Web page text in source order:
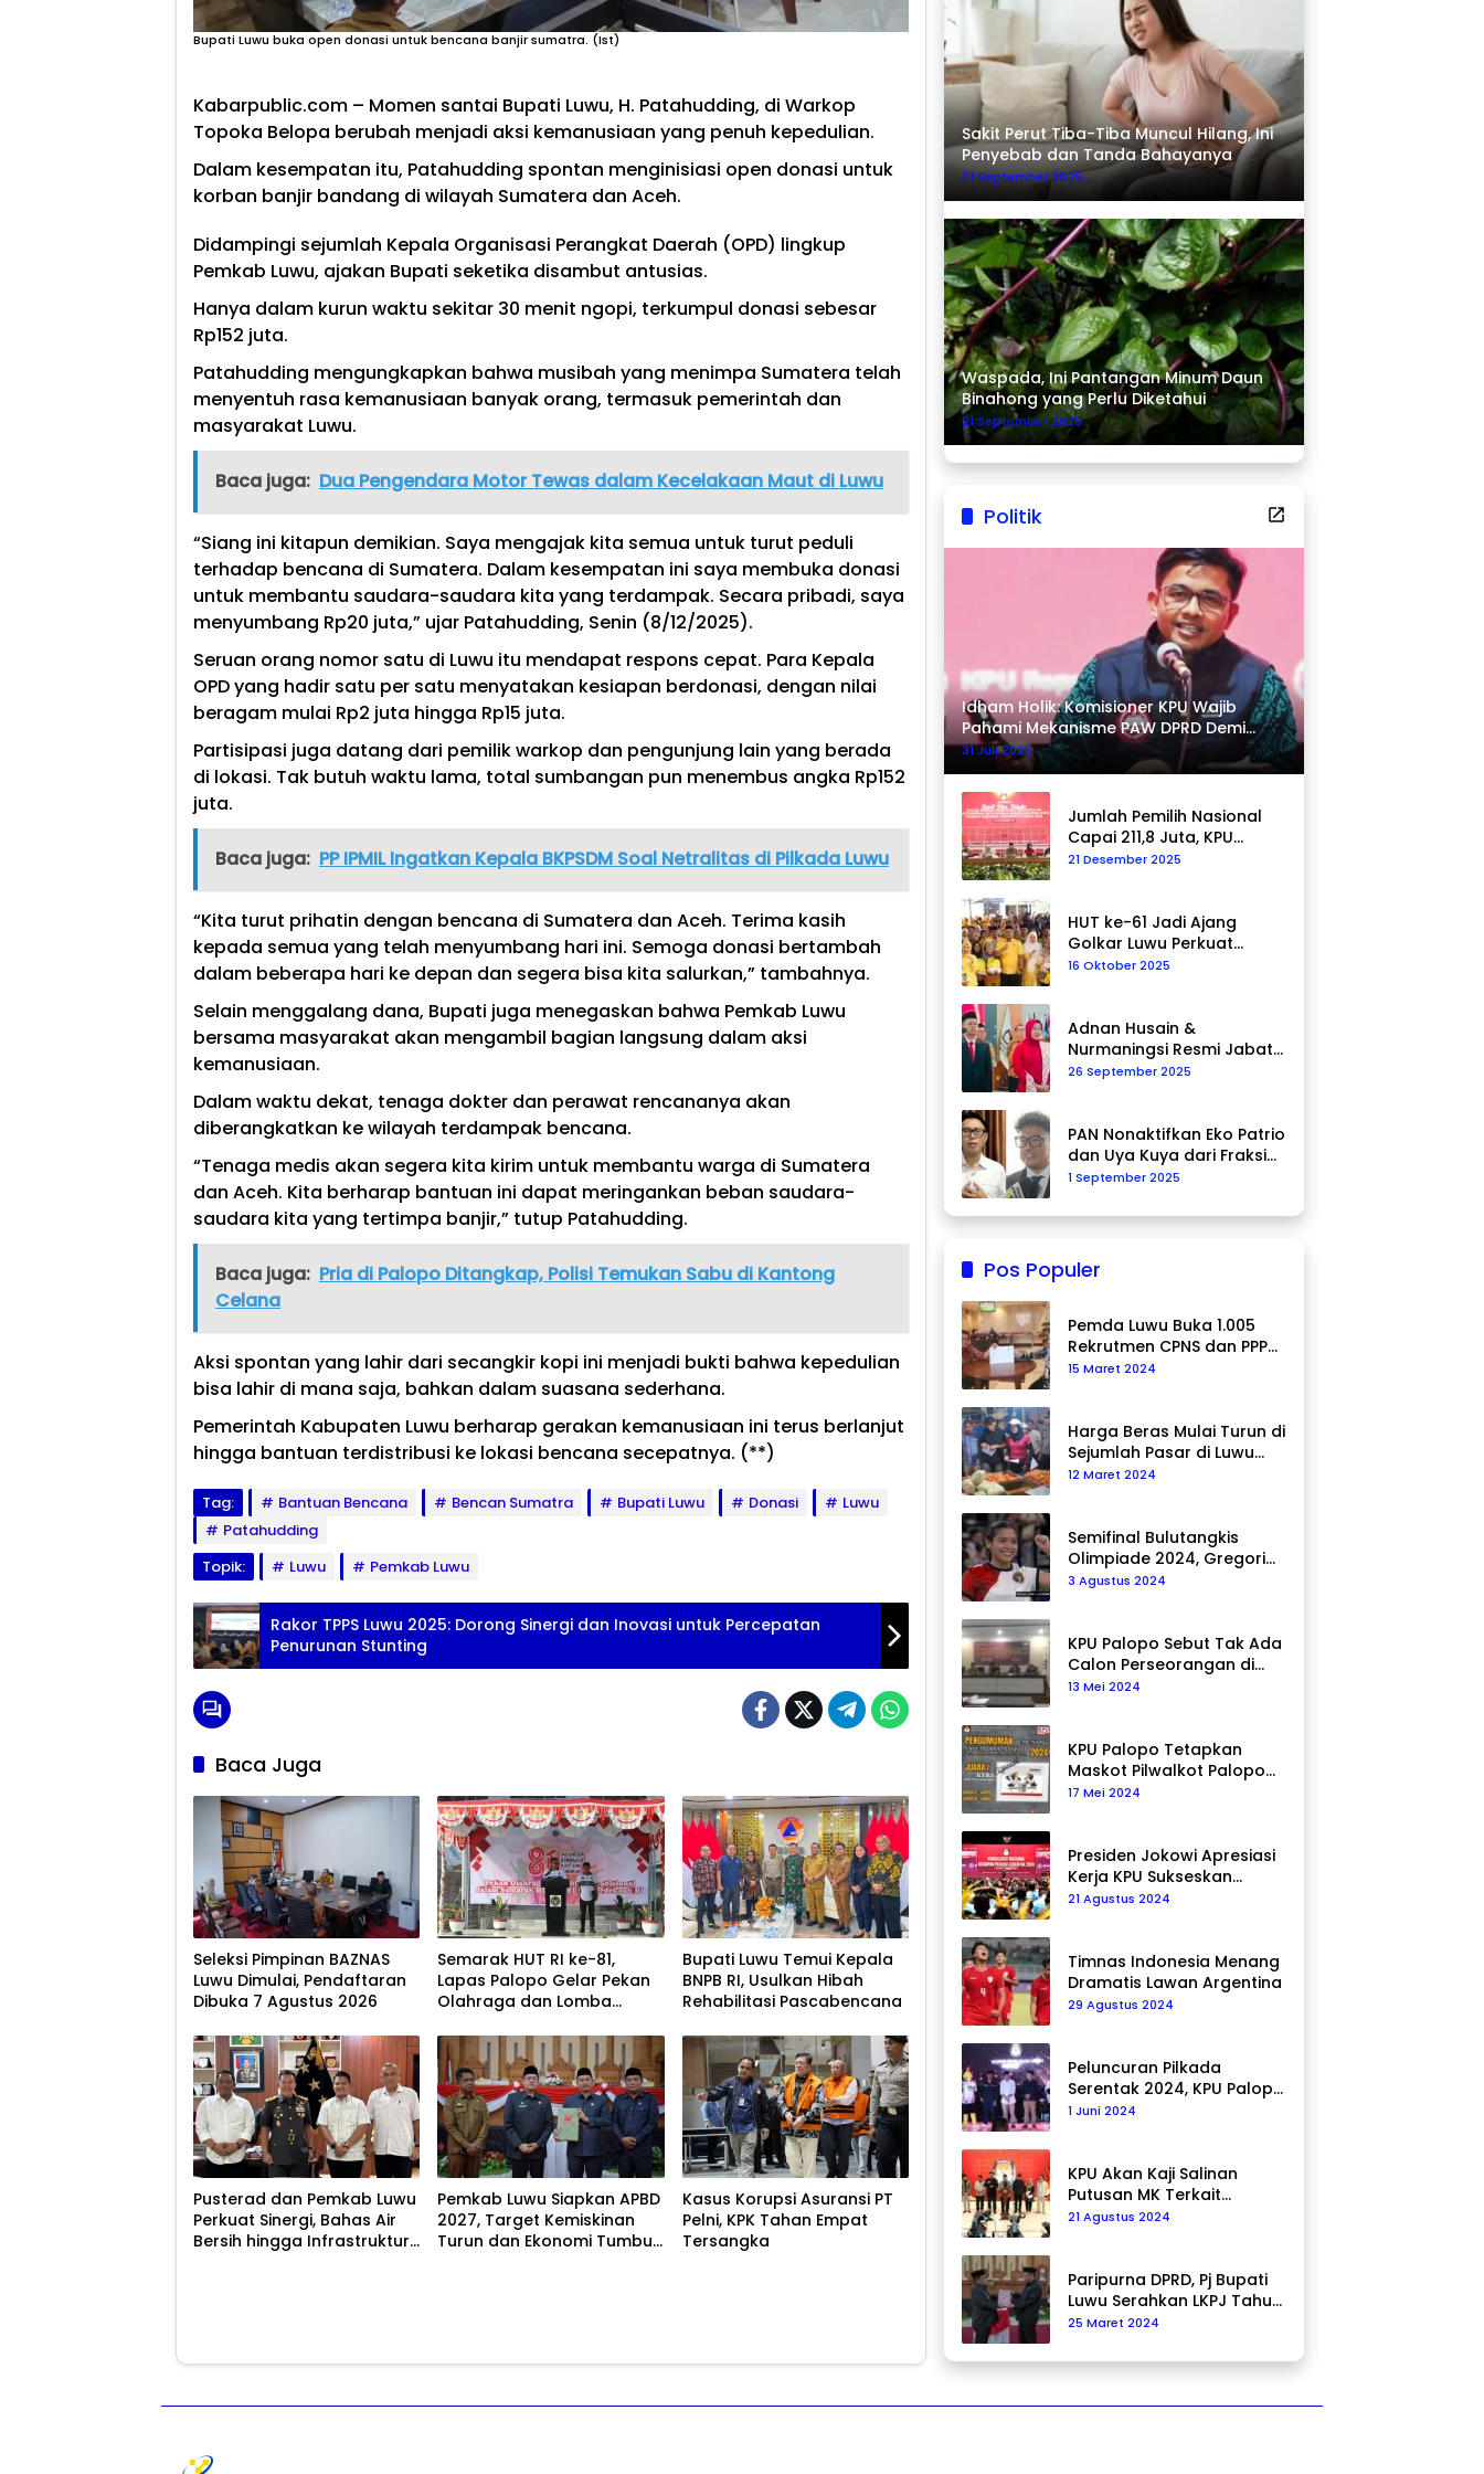
Bupati Luwu buka open donasi untuk bencana banjir sumatra. (Ist)
Kabarpublic.com – Momen santai Bupati Luwu, H. Patahudding, di Warkop
Topoka Belopa berubah menjadi aksi kemanusiaan yang penuh kepedulian.
Dalam kesempatan itu, Patahudding spontan menginisiasi open donasi untuk
korban banjir bandang di wilayah Sumatera dan Aceh.
Didampingi sejumlah Kepala Organisasi Perangkat Daerah (OPD) lingkup
Pemkab Luwu, ajakan Bupati seketika disambut antusias.
Hanya dalam kurun waktu sekitar 30 menit ngopi, terkumpul donasi sebesar
Rp152 juta.
Patahudding mengungkapkan bahwa musibah yang menimpa Sumatera telah
menyentuh rasa kemanusiaan banyak orang, termasuk pemerintah dan
masyarakat Luwu.
Baca juga: Dua Pengendara Motor Tewas dalam Kecelakaan Maut di Luwu
“Siang ini kitapun demikian. Saya mengajak kita semua untuk turut peduli
terhadap bencana di Sumatera. Dalam kesempatan ini saya membuka donasi
untuk membantu saudara-saudara kita yang terdampak. Secara pribadi, saya
menyumbang Rp20 juta,” ujar Patahudding, Senin (8/12/2025).
Seruan orang nomor satu di Luwu itu mendapat respons cepat. Para Kepala
OPD yang hadir satu per satu menyatakan kesiapan berdonasi, dengan nilai
beragam mulai Rp2 juta hingga Rp15 juta.
Partisipasi juga datang dari pemilik warkop dan pengunjung lain yang berada
di lokasi. Tak butuh waktu lama, total sumbangan pun menembus angka Rp152
juta.
Baca juga: PP IPMIL Ingatkan Kepala BKPSDM Soal Netralitas di Pilkada Luwu
“Kita turut prihatin dengan bencana di Sumatera dan Aceh. Terima kasih
kepada semua yang telah menyumbang hari ini. Semoga donasi bertambah
dalam beberapa hari ke depan dan segera bisa kita salurkan,” tambahnya.
Selain menggalang dana, Bupati juga menegaskan bahwa Pemkab Luwu
bersama masyarakat akan mengambil bagian langsung dalam aksi
kemanusiaan.
Dalam waktu dekat, tenaga dokter dan perawat rencananya akan
diberangkatkan ke wilayah terdampak bencana.
“Tenaga medis akan segera kita kirim untuk membantu warga di Sumatera
dan Aceh. Kita berharap bantuan ini dapat meringankan beban saudara-
saudara kita yang tertimpa banjir,” tutup Patahudding.
Baca juga: Pria di Palopo Ditangkap, Polisi Temukan Sabu di Kantong
Celana
Aksi spontan yang lahir dari secangkir kopi ini menjadi bukti bahwa kepedulian
bisa lahir di mana saja, bahkan dalam suasana sederhana.
Pemerintah Kabupaten Luwu berharap gerakan kemanusiaan ini terus berlanjut
hingga bantuan terdistribusi ke lokasi bencana secepatnya. (**)
Tag: Bantuan Bencana Bencan Sumatra Bupati Luwu Donasi
Luwu
Patahudding
Topik:
Luwu Pemkab Luwu
Rakor TPPS Luwu 2025: Dorong Sinergi dan Inovasi untuk Percepatan
Penurunan Stunting
Baca Juga
Seleksi Pimpinan BAZNAS
Luwu Dimulai, Pendaftaran
Dibuka 7 Agustus 2026
Semarak HUT RI ke-81,
Lapas Palopo Gelar Pekan
Olahraga dan Lomba
Bupati Luwu Temui Kepala
BNPB RI, Usulkan Hibah
Rehabilitasi Pascabencana
Pusterad dan Pemkab Luwu
Perkuat Sinergi, Bahas Air
Bersih hingga Infrastruktur
Pemkab Luwu Siapkan APBD
2027, Target Kemiskinan
Turun dan Ekonomi Tumbuh
Kasus Korupsi Asuransi PT
Pelni, KPK Tahan Empat
Tersangka
Sakit Perut Tiba-Tiba Muncul Hilang, Ini
Penyebab dan Tanda Bahayanya
21 September 2025
Waspada, Ini Pantangan Minum Daun
Binahong yang Perlu Diketahui
21 September 2025
Politik
Idham Holik: Komisioner KPU Wajib
Pahami Mekanisme PAW DPRD Demi
Kepastian Hukum
31 Juli 2026
Jumlah Pemilih Nasional
Capai 211,8 Juta, KPU
Tegaskan Komitmen
21 Desember 2025
HUT ke-61 Jadi Ajang
Golkar Luwu Perkuat
Kepedulian Sosial
16 Oktober 2025
Adnan Husain &
Nurmaningsi Resmi Jabat
Komisioner KPU Palopo
26 September 2025
PAN Nonaktifkan Eko Patrio
dan Uya Kuya dari Fraksi
DPR RI
1 September 2025
Pos Populer
Pemda Luwu Buka 1.005
Rekrutmen CPNS dan PPPK
Tahun 2024
15 Maret 2024
Harga Beras Mulai Turun di
Sejumlah Pasar di Luwu
Utara
12 Maret 2024
Semifinal Bulutangkis
Olimpiade 2024, Gregoria
Mariska Tunjung Akan
3 Agustus 2024
KPU Palopo Sebut Tak Ada
Calon Perseorangan di
Pilkada 2024
13 Mei 2024
KPU Palopo Tetapkan
Maskot Pilwalkot Palopo
2024, Berikut Maknanya!
17 Mei 2024
Presiden Jokowi Apresiasi
Kerja KPU Sukseskan
Pemilu 2024
21 Agustus 2024
Timnas Indonesia Menang
Dramatis Lawan Argentina
29 Agustus 2024
Peluncuran Pilkada
Serentak 2024, KPU Palopo
Ajak Masyarakat Ciptakan
1 Juni 2024
KPU Akan Kaji Salinan
Putusan MK Terkait
Pencalonan Pilkada
21 Agustus 2024
Paripurna DPRD, Pj Bupati
Luwu Serahkan LKPJ Tahun
2023
25 Maret 2024